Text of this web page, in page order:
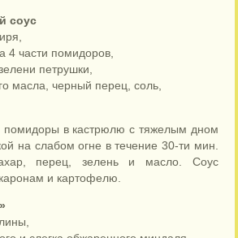
соус
4 части помидоров,
петрушки,
масла, черный перец, соль,
помидоры в кастрюлю с тяжелым дном
на слабом огне в течение 30-ти мин.
перец, зелень и масло. Соус
и картофелю.